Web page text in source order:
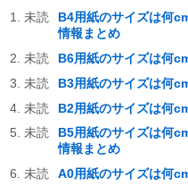
B4用紙のサイズは何
情報まとめ
B6用紙のサイズは何
B3用紙のサイズは何
B2用紙のサイズは何
B5用紙のサイズは何
情報まとめ
A0用紙のサイズは何